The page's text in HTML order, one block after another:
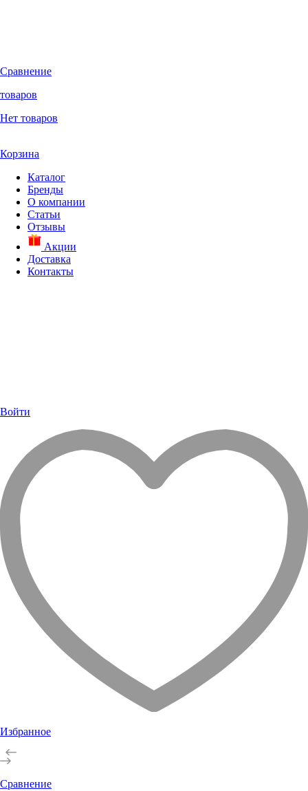
Сравнение
товаров
Нет товаров
Корзина
Каталог
Бренды
О компании
Статьи
Отзывы
Акции
Доставка
Контакты
Войти
Избранное
Сравнение